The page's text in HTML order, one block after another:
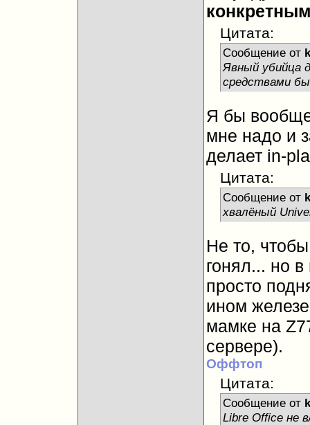
Цитата:
Сообщение от
Явный убийца
средствами
Я бы вообще
мне надо и
делает in-
Цитата:
Сообщение от
хвалёный
Не то,
гонял... но
просто
ином
мамке на
сервере).
Оффтоп
Цитата:
Сообщение от
Libre Office не